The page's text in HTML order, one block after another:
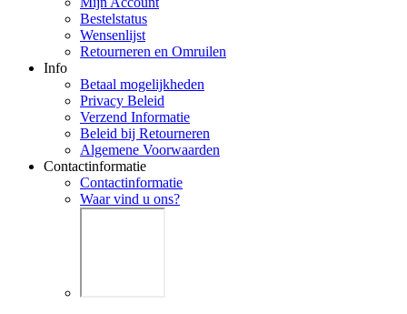
Bestelstatus
Wensenlijst
Retourneren en Omruilen
Info
Betaal mogelijkheden
Privacy Beleid
Verzend Informatie
Beleid bij Retourneren
Algemene Voorwaarden
Contactinformatie
Contactinformatie
Waar vind u ons?